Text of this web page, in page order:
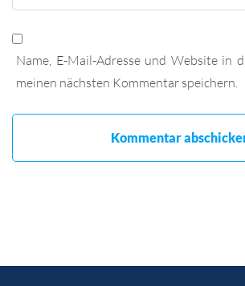
Name, E-Mail-Adresse und Website in
meinen nächsten Kommentar speichern.